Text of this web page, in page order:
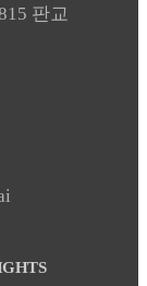
판교